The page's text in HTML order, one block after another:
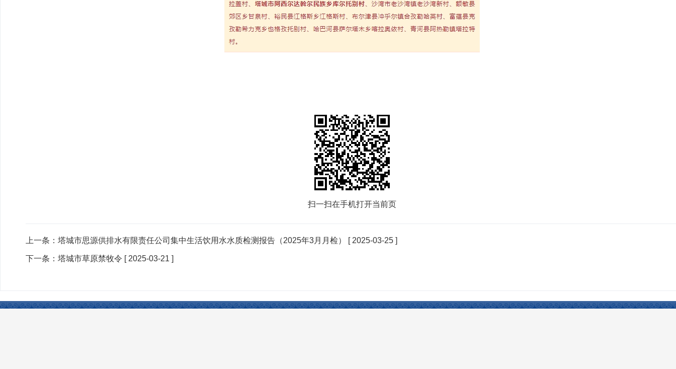
扫一扫在手机打开当前页
上一条： 塔城市思源供排水有限责任公司集中生活饮用水水质检测报告（2025年3月月检） [ 2025-03-25 ]
下一条： 塔城市草原禁牧令 [ 2025-03-21 ]